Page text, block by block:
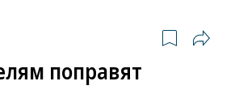
поправят